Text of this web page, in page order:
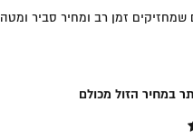
שמחזיקים זמן רב ומחיר סביר ומטה
במחיר הזול מכולם